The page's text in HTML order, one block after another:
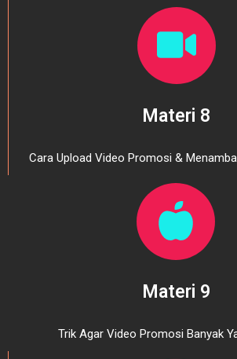
Materi 8
Cara Upload Video Promosi &
Materi 9
Trik Agar Video Promosi Banyak